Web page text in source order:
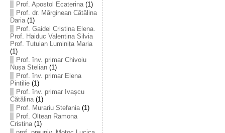
Prof. Apostol Ecaterina(1)
Prof. dr. Mărginean Cătălina
Daria(1)
Prof. Gaidei Cristina Elena.
Prof. Haiduc Valentina Silvia
Prof. Tutuian Luminița Maria
(1)
Prof. înv. primar Chivoiu
Nușa Stelian(1)
Prof. înv. primar Elena
Pintilie(1)
Prof. înv. primar Ivașcu
Cătălina(1)
Prof. Murariu Ștefania(1)
Prof. Oltean Ramona
Cristina(1)